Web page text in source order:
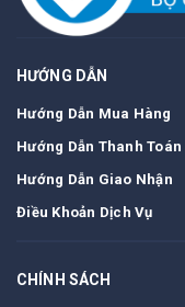
HƯỚNG DẪN
Hướng Dẫn Mua Hàng
Hướng Dẫn Thanh Toán
Hướng Dẫn Giao Nhận
Điều Khoản Dịch Vụ
CHÍNH SÁCH